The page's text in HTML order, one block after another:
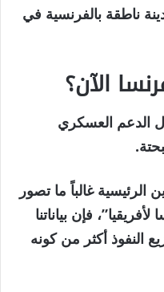
ناطقة بالفرنسية في
الآن؟
الدعم العسكري
الرئيسية غالباً ما تصور
فإن بياناتنا
النفوذ أكثر من كونه